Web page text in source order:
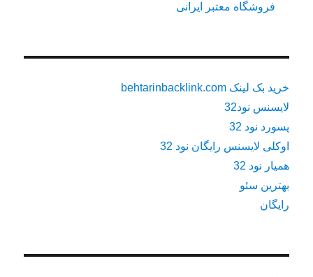
فروشگاه معتبر ایرانی
خرید بک لینک behtarinbacklink.com
لایسنس نود32
پسورد نود 32
اوکلی لایسنس رایگان نود 32
همیار نود 32
بهترین سئو
رایگان